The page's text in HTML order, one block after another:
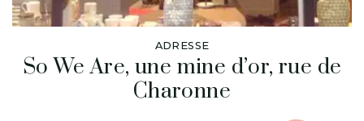
ADRESSE
So We Are, une mine d’or, rue de
Charonne